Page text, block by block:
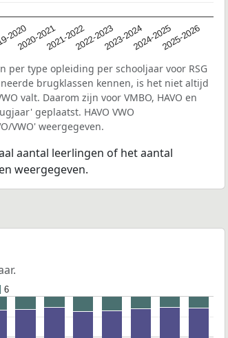
2020
2020-20212021-20222022-20232023-20242024-20252025-2026
per type opleiding per schooljaar voor RSG
brugklassen kennen, is het niet altijd
valt. Daarom zijn voor VMBO, HAVO en
geplaatst. HAVO VWO
VWO' weergegeven.
aantal leerlingen of het aantal
weergegeven.
6